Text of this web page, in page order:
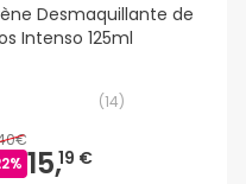
Desmaquillante de
Intenso 125ml
(14)
% 15,19 €